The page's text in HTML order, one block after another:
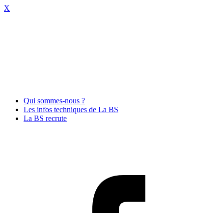
X
Qui sommes-nous ?
Les infos techniques de La BS
La BS recrute